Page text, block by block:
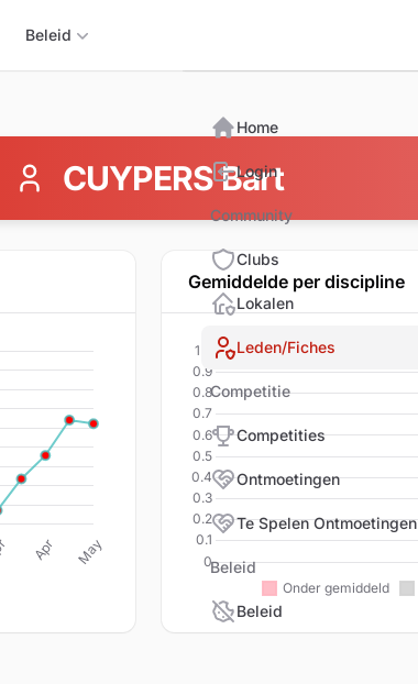
Beleid
CUYPERS Bart
Gemiddelde per discipline
Home
Login
Community
Clubs
Lokalen
Leden/Fiches
Competitie
Competities
Ontmoetingen
Te Spelen Ontmoetingen
Beleid
Beleid